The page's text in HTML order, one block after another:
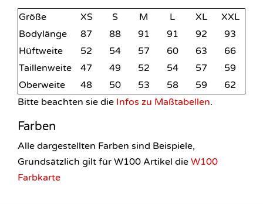
Größe XS S M L XL
XXL
Bodylänge
87 88 91 91 92
93
Hüftweite
52 54 57 60 63
66
Taillenweite
47 49 52 54 57
59
Oberweite
48 50 53 58 59
62
Bitte beachten sie die Infos zu Maßtabellen.
Farben
Alle dargestellten Farben sind Beispiele,
Grundsätzlich gilt für W100 Artikel die W100
Farbkarte